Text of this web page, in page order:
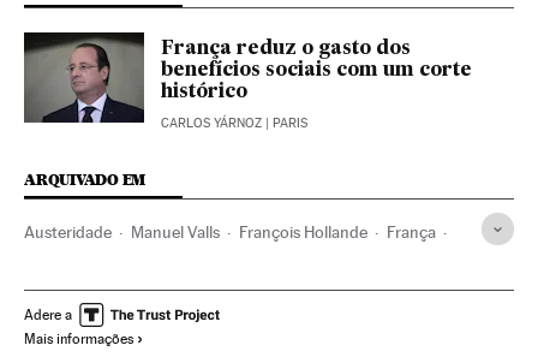
França reduz o gasto dos
benefícios sociais com um corte
histórico
CARLOS YÁRNOZ | PARIS
ARQUIVADO EM
Austeridade Manuel Valls François Hollande França
Recessão econômica Política econômica
Conjuntura econômica
Adere a
Mais informações